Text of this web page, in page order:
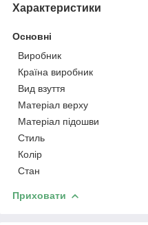
Характеристики
Основні
Виробник
Країна виробник
Вид взуття
Матеріал верху
Матеріал підошви
Стиль
Колір
Стан
Приховати